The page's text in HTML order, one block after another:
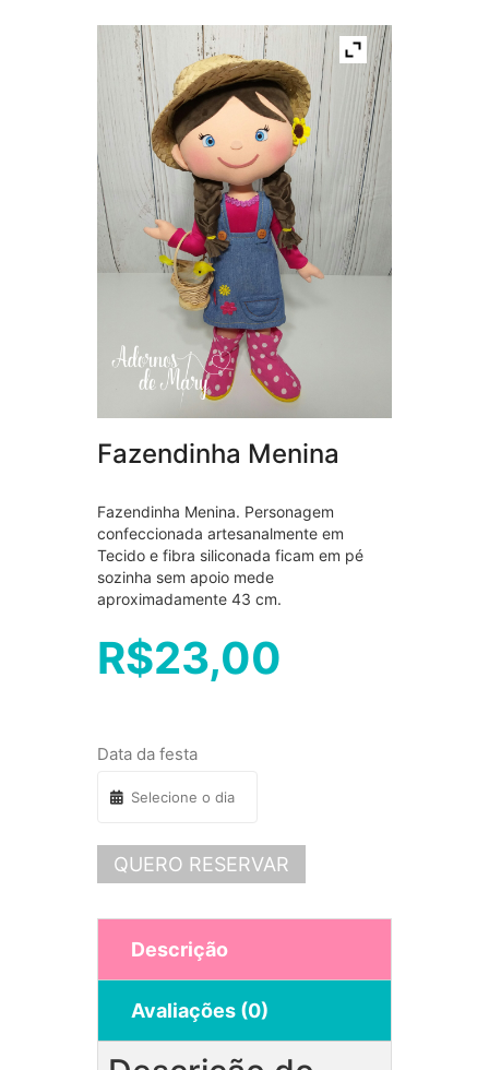
Fazendinha Menina
Fazendinha Menina. Personagem
confeccionada artesanalmente em
Tecido e fibra siliconada ficam em pé
sozinha sem apoio mede
aproximadamente 43 cm.
R$23,00
Data da festa
QUERO RESERVAR
Descrição
Avaliações (0)